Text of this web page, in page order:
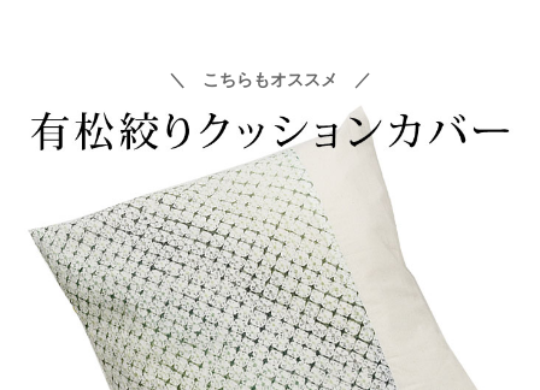
＼ こちらもオススメ ／